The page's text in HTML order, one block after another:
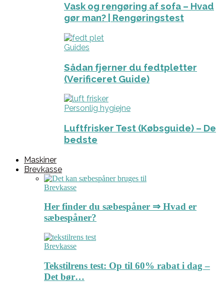
Vask og rengøring af sofa – Hvad
gør man? | Rengøringstest
Guides
Sådan fjerner du fedtpletter
(Verificeret Guide)
Personlig hygiejne
Luftfrisker Test (Købsguide) – De
bedste
Maskiner
Brevkasse
Brevkasse
Her finder du sæbespåner ⇒ Hvad er
sæbespåner?
Brevkasse
Tekstilrens test: Op til 60% rabat i dag –
Det bør…